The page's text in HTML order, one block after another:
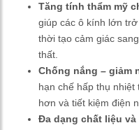
Tăng tính thẩm mỹ
giúp các ô kính lớn
thời tạo cảm giác
thất.
Chống nắng – giảm
hạn chế hấp thụ
hơn và tiết kiệm điện
Đa dạng chất liệu và